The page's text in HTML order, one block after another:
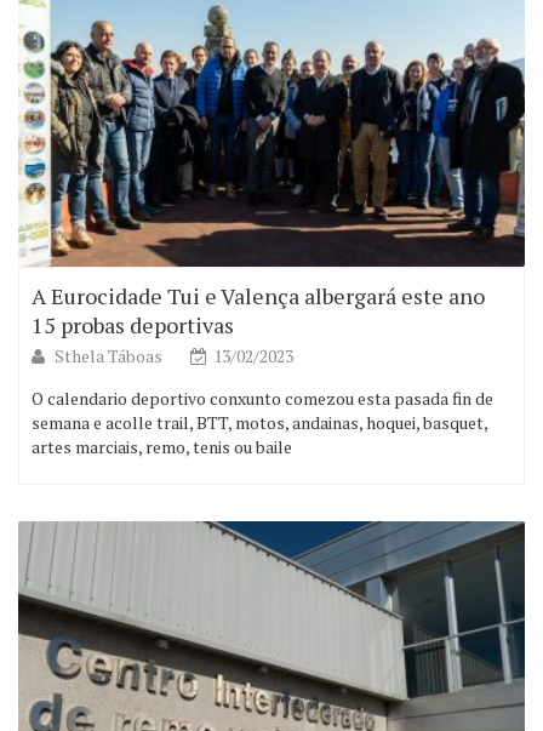
A Eurocidade Tui e Valença albergará este ano
15 probas deportivas
Sthela Táboas
13/02/2023
O calendario deportivo conxunto comezou esta pasada fin de
semana e acolle trail, BTT, motos, andainas, hoquei, basquet,
artes marciais, remo, tenis ou baile